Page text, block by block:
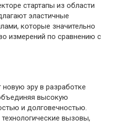
стартапы из области
эластичные
которые значительно
измерений по сравнению с
эру в разработке
высокую
и долговечностью.
вызовы,